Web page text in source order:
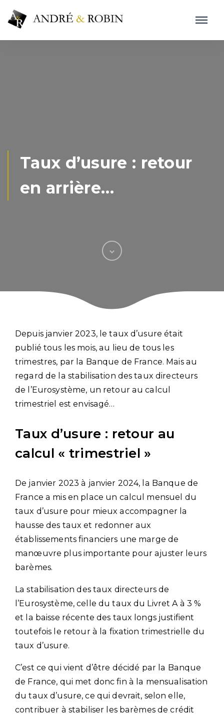
Taux d’usure : retour
en arrière…
Depuis janvier 2023, le taux d’usure était
publié tous les mois, au lieu de tous les
trimestres, par la Banque de France. Mais au
regard de la stabilisation des taux directeurs
de l’Eurosystème, un retour au calcul
trimestriel est envisagé…
Taux d’usure : retour au
calcul « trimestriel »
De janvier 2023 à janvier 2024, la Banque de
France a mis en place un calcul mensuel du
taux d’usure pour mieux accompagner la
hausse des taux et redonner aux
établissements financiers une marge de
manœuvre plus importante pour ajuster leurs
barèmes.
La stabilisation des taux directeurs de
l’Eurosystème, celle du taux du Livret A à 3 %
et la baisse récente des taux longs justifient
toutefois le retour à la fixation trimestrielle du
taux d’usure.
C’est ce qui vient d’être décidé par la Banque
de France, qui met donc fin à la mensualisation
du taux d’usure, ce qui devrait, selon elle,
contribuer à stabiliser les barèmes de crédit